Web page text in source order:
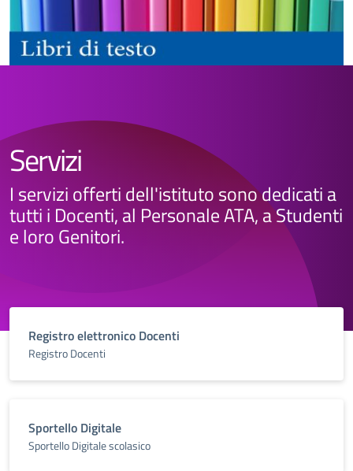
Servizi
I servizi offerti dell'istituto sono dedicati a
tutti i Docenti, al Personale ATA, a Studenti
e loro Genitori.
Registro elettronico Docenti
Registro Docenti
Sportello Digitale
Sportello Digitale scolasico